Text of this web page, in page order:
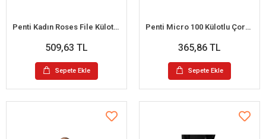
Penti Kadın Roses File Külotlu Çorap
509,63 TL
Sepete Ekle
Penti Micro 100 Külotlu Çorap100 Denye
365,86 TL
Sepete Ekle